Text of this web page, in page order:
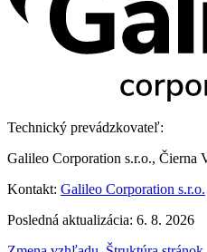
Technický prevádzkovateľ:
Galileo Corporation s.r.o., Čierna
Kontakt: Galileo Corporation s.r.o.
Posledná aktualizácia: 6. 8. 2026